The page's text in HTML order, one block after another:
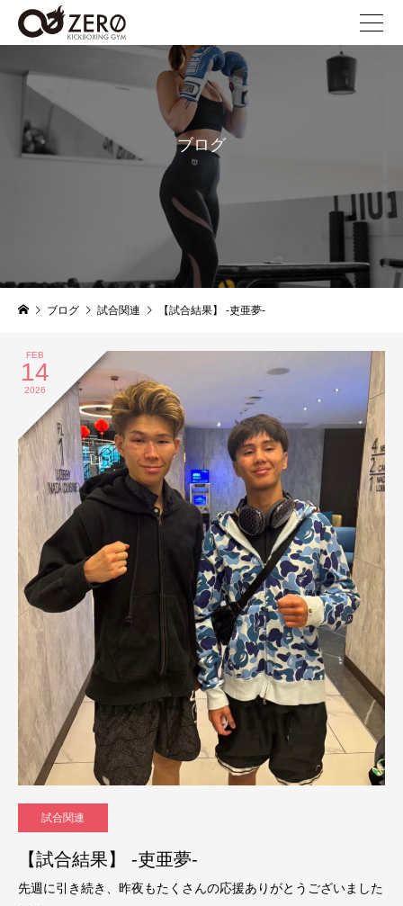
blog
ブログ
ブログ 試合関連 【試合結果】 -吏亜夢-
FEB
14
2026
試合関連
【試合結果】 -吏亜夢-
先週に引き続き、昨夜もたくさんの応援ありがとうございました